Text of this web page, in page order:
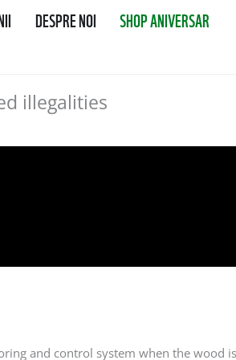
DESPRE NOI SHOP ANIVERSAR
illegalities
and control system when the wood